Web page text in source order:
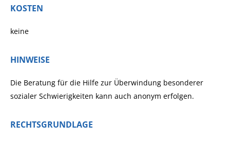
KOSTEN
keine
HINWEISE
Die Beratung für die Hilfe zur Überwindung besonderer
sozialer Schwierigkeiten kann auch anonym erfolgen.
RECHTSGRUNDLAGE